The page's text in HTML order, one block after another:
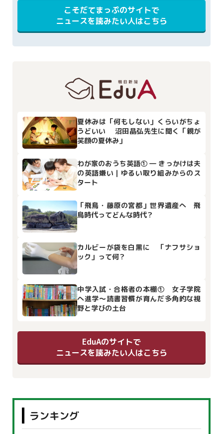
こそだてまっぷのサイトで
ニュースを読みたい人はこちら
夏休みは「何もしない」くらいがちょ
うどいい 沼田晶弘先生に聞く「親が
笑顔の夏休み」
わが家のおうち英語① ― きっかけは夫
の英語嫌い｜ゆるい取り組みからのス
タート
「飛鳥・藤原の宮都」世界遺産へ 飛
鳥時代ってどんな時代？
カルビーが袋を白黒に 「ナフサショ
ック」って何？
中学入試・合格者の本棚① 女子学院
へ進学～読書習慣が育んだ多角的な視
野と学びの土台
EduAのサイトで
ニュースを読みたい人はこちら
ランキング